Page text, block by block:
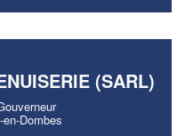
(SARL)
Dombes